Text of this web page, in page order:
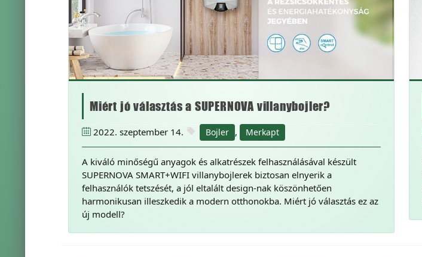
Miért jó választás a SUPERNOVA villanybojler?
2022. szeptember 14. Bojler , Merkapt
A kiváló minőségű anyagok és alkatrészek felhasználásával készült
SUPERNOVA SMART+WIFI villanybojlerek biztosan elnyerik a
felhasználók tetszését, a jól eltalált design-nak köszönhetően
harmonikusan illeszkedik a modern otthonokba. Miért jó választás ez az
új modell?